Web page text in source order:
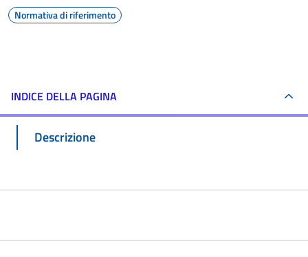
Normativa di riferimento
INDICE DELLA PAGINA
Descrizione